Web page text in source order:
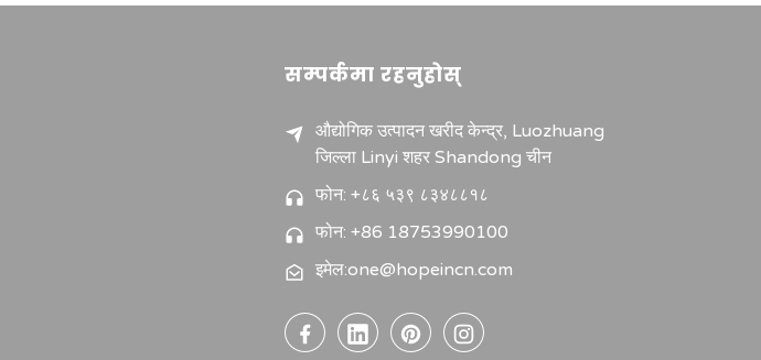
सम्पर्कमा रहनुहोस्
औद्योगिक उत्पादन खरीद केन्द्र, Luozhuang
जिल्ला Linyi शहर Shandong चीन
फोन: +८६ ५३९ ८३४८८१८
फोन: +86 18753990100
इमेल:one@hopeincn.com